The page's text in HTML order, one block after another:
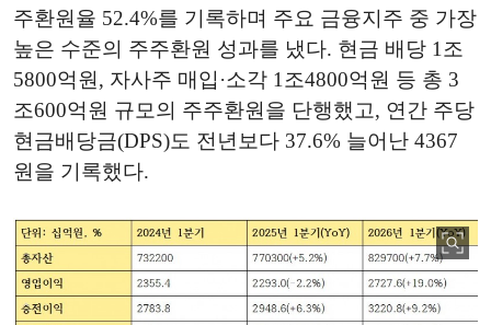
주환원율 52.4%를 기록하며 주요 금융지주 중 가장
높은 수준의 주주환원 성과를 냈다. 현금 배당 1조
5800억원, 자사주 매입·소각 1조4800억원 등 총 3
조600억원 규모의 주주환원을 단행했고, 연간 주당
현금배당금(DPS)도 전년보다 37.6% 늘어난 4367
원을 기록했다.